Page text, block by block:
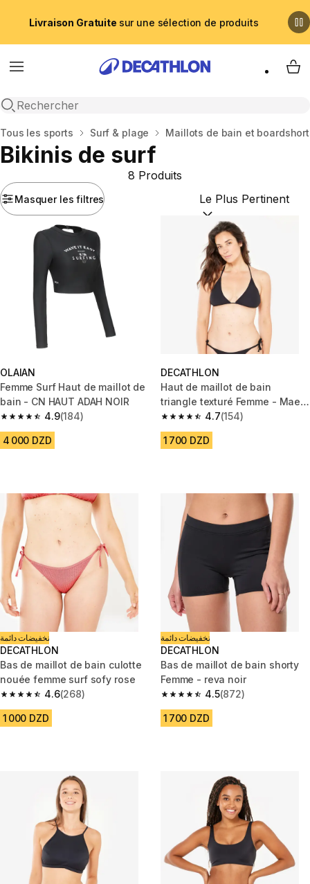
Livraison Gratuite sur une sélection de produits
Menu
Recherche ouverte
My
Accueil
Tous les sports Surf & plage Maillots de bain et
Bikinis de surf
Masquer les filtres
8 Produits
Trier par :(optional)
OLAIAN
Femme Surf Haut de maillot de
bain - CN HAUT ADAH NOIR
4.9
4.9 out of 5 stars from 184 reviews
(184)
4 000 DZD
DECATHLON
Haut de maillot de bain
triangle texturé Femme - Mae
noir
4.7
4.7 out of 5 stars from 154
(154)
1 700 DZD
تخفيضات دائمة
DECATHLON
Bas de maillot de bain culotte
nouée femme surf sofy rose
4.6
4.6 out of 5 stars from 268 reviews
(268)
1 000 DZD
تخفيضات دائمة
DECATHLON
Bas de maillot de bain shorty
Femme - reva noir
4.5
4.5 out of 5 stars from 872
(872)
1 700 DZD